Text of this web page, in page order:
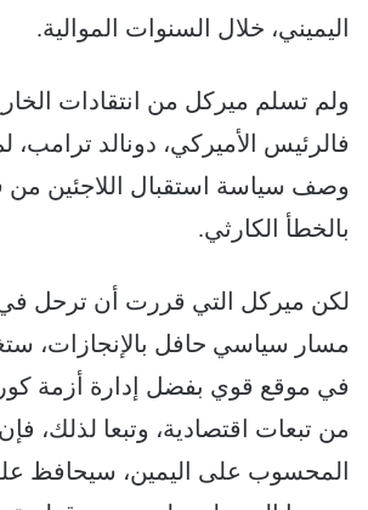
اليميني، خلال السنوات الموالية.
ولم تسلم ميركل من انتقادات
فالرئيس الأميركي، دونالد ترامب،
وصف سياسة استقبال اللاجئين من
بالخطأ الكارثي.
مسار سياسي حافل بالإنجازات،
في موقع قوي بفضل إدارة أزمة
من تبعات اقتصادية، وتبعا لذلك،
المحسوب على اليمين، سيحافظ